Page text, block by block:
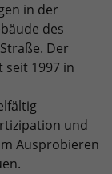
in der
des
Der
1997 in
und
Ausprobieren